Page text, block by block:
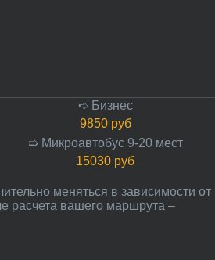
➪ Бизнес
9850 руб
➯ Микроавтобус 9-20 мест
15030 руб
расчета вашего маршрута –